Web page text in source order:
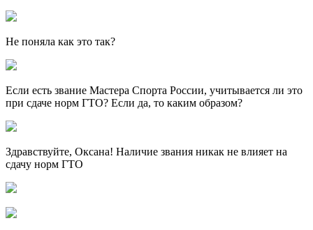
Не поняла как это так?
Если есть звание Мастера Спорта России, учитывается ли это
при сдаче норм ГТО? Если да, то каким образом?
Здравствуйте, Оксана! Наличие звания никак не влияет на
сдачу норм ГТО